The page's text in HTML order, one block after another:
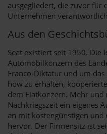
ausgegliedert, die zuvor für
Unternehmen
Aus den
Seat existiert seit 1950. Die
Automobilkonzern des
Franco-Diktatur und um
how zu erhalten,
dem Fiatkonzern. Mehr
Nachkriegszeit ein eigenes
an mit kostengünstigen und
hervor. Der Firmensitz ist